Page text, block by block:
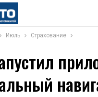
Июль Страхование